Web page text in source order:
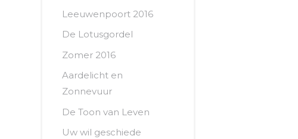
Leeuwenpoort 2016
De Lotusgordel
Zomer 2016
Aardelicht en
Zonnevuur
De Toon van Leven
Uw wil geschiede